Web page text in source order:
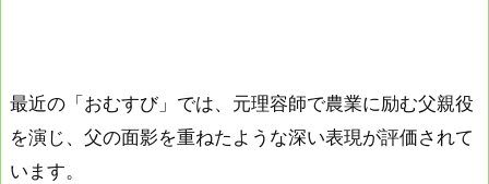
最近の「おむすび」では、元理容師で農業に励む父親役
を演じ、父の面影を重ねたような深い表現が評価されて
います。